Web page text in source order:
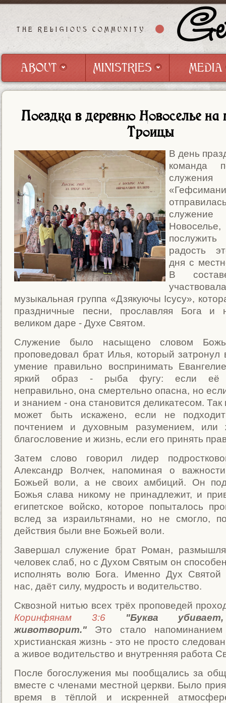
THE RELIGIOUS COMMUNITY
ABOUT
ABOUT MINISTRIES
MEDIA
MEDIA
Поездка в деревню Новоселье на
Троицы
В день
команда
послужить
радость
дня с
В
участвовала
музыкальная группа «Дзякуючы Ісусу»,
праздничные песни, прославляя Бога и
великом даре - Духе Святом.
Служение было насыщено словом
проповедовал брат Илья, который затронул
умение правильно воспринимать
яркий образ - рыба фугу: если её
неправильно, она смертельно опасна, но
и знанием - она становится деликатесом. Так
может быть искажено, если не
почтением и духовным разумением, или
благословение и жизнь, если его принять
Затем слово говорил лидер
Александр Волчек, напоминая о
Божьей воли, а не своих амбиций. Он
Божья слава никому не принадлежит, и
египетское войско, которое попыталось
вслед за израильтянами, но не смогло,
действия были вне Божьей воли.
Завершал служение брат Роман,
человек слаб, но с Духом Святым он
исполнять волю Бога. Именно Дух Святой
нас, даёт силу, мудрость и водительство.
Сквозной нитью всех трёх проповедей
Коринфянам 3:6
"Буква
животворит." Это стало
христианская жизнь - это не просто
а живое водительство и внутренняя работа
После богослужения мы пообщались за
вместе с членами местной церкви. Было
время в тёплой и искренней